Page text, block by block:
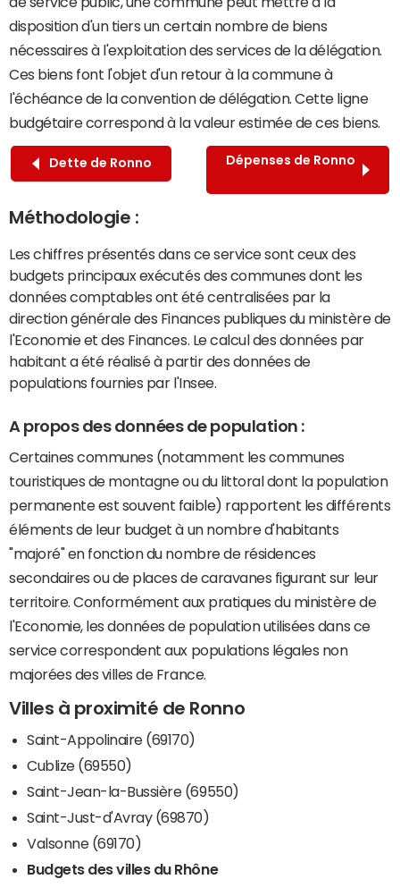
disposition d'un tiers un certain nombre de biens
nécessaires à l'exploitation des services de la délégation.
Ces biens font l'objet d'un retour à la commune à
l'échéance de la convention de délégation. Cette ligne
budgétaire correspond à la valeur estimée de ces biens.
Dette de Ronno Dépenses de Ronno
Méthodologie :
Les chiffres présentés dans ce service sont ceux des
budgets principaux exécutés des communes dont les
données comptables ont été centralisées par la
direction générale des Finances publiques du ministère de
l'Economie et des Finances. Le calcul des données par
habitant a été réalisé à partir des données de
populations fournies par l'Insee.
A propos des données de population :
Certaines communes (notamment les communes
touristiques de montagne ou du littoral dont la population
permanente est souvent faible) rapportent les différents
éléments de leur budget à un nombre d'habitants
"majoré" en fonction du nombre de résidences
secondaires ou de places de caravanes figurant sur leur
territoire. Conformément aux pratiques du ministère de
l'Economie, les données de population utilisées dans ce
service correspondent aux populations légales non
majorées des villes de France.
Villes à proximité de Ronno
Saint-Appolinaire (69170)
Cublize (69550)
Saint-Jean-la-Bussière (69550)
Saint-Just-d'Avray (69870)
Valsonne (69170)
Budgets des villes du Rhône